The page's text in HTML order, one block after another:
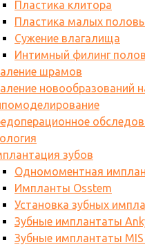
Пластика клитора
Пластика малых
Сужение влагалища
Интимный филинг
шрамов
новообразований
зубов
Одномоментная
Импланты Osstem
Установка зубных
Зубные имплантаты
Зубные имплантаты